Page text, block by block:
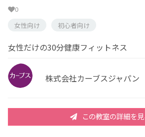
0
女性向け
初心者向け
女性だけの30分健康フィットネス
株式会社カーブスジャパン
この教室の詳細を